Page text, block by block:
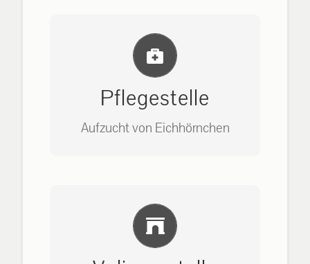
Pflegestelle
Aufzucht von Eichhörnchen
Einlernung und Infos
auf: 0162-7909946
Einlernung und Infos